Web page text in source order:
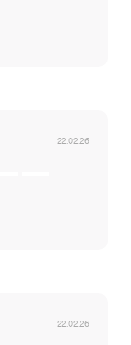
22.02.26
22.02.26